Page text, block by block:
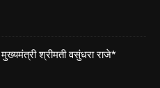
मुख्यमंत्री श्रीमती वसुंधरा राजे*